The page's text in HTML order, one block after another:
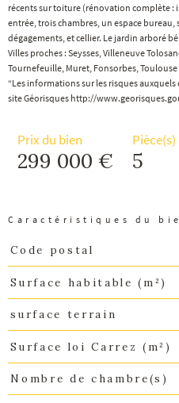
récents sur toiture (rénovation complète :
entrée, trois chambres, un espace bureau,
dégagements, et cellier. Le jardin arboré
Villes proches : Seysses, Villeneuve
Tournefeuille, Muret, Fonsorbes, Toulouse
“Les informations sur les risques
site Géorisques http://
Prix du bien
299 000 €
Pièce(s)
5
Caractéristiques du
Caractéristiques Valeurs
Code postal
Surface habitable (m²)
surface terrain
Surface loi Carrez (m²)
Nombre de chambre(s)